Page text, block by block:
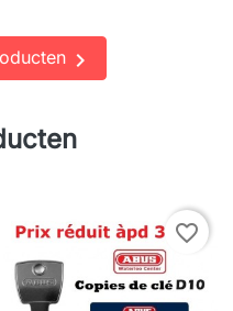

favorite_border